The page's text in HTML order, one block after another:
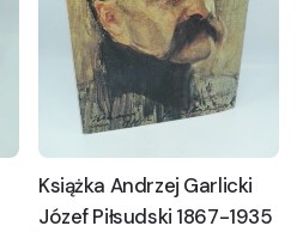
Książka Andrzej Garlicki
Józef Piłsudski 1867-1935